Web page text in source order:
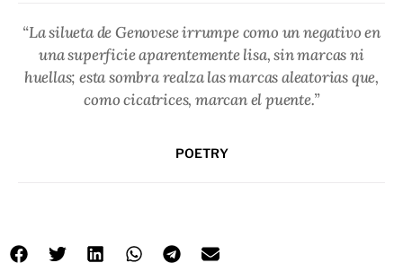
“La silueta de Genovese irrumpe como un negativo en
una superficie aparentemente lisa, sin marcas ni
huellas; esta sombra realza las marcas aleatorias que,
como cicatrices, marcan el puente.”
POETRY